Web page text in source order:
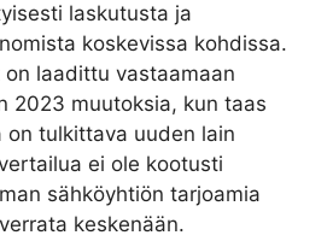
laskutusta ja
koskevissa kohdissa.
laadittu vastaamaan
2023 muutoksia, kun taas
on tulkittava uuden lain
ei ole kootusti
sähköyhtiön tarjoamia
keskenään.